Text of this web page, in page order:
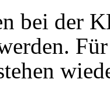
bei der